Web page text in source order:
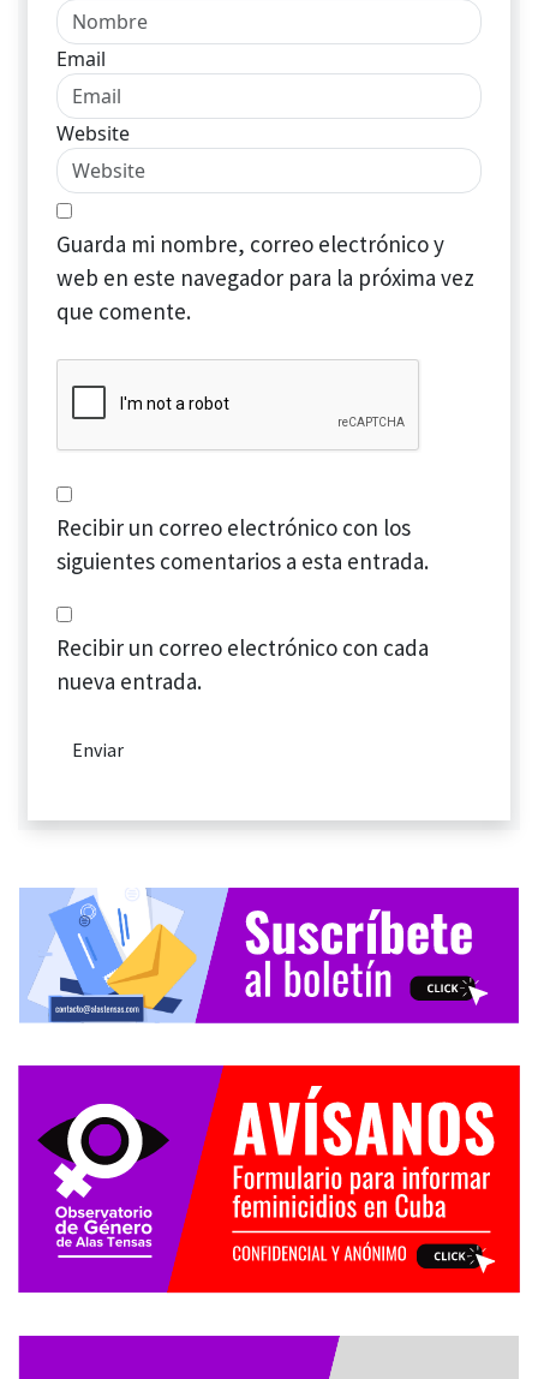
Email
Website
Guarda mi nombre, correo electrónico y
web en este navegador para la próxima vez
que comente.
Recibir un correo electrónico con los
siguientes comentarios a esta entrada.
Recibir un correo electrónico con cada
nueva entrada.